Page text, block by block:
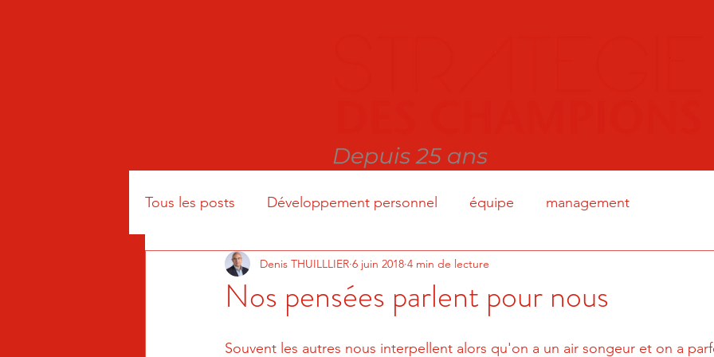
Tous les posts Développement personnel équipe management
Nos pensées parlent pour nous
Denis THUILLLIER 6 juin 2018 4 min de lecture
Souvent les autres nous interpellent alors qu'on a un air songeur et on a